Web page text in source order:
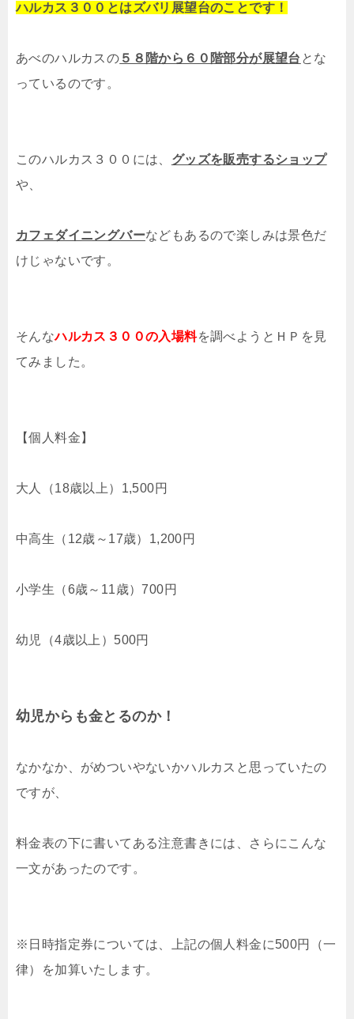
ハルカス３００とはズバリ展望台のことです！
あべのハルカスの ５８階から６０階部分が展望台 とな
っているのです。
このハルカス３００には、 グッズを販売するショップ
や、
カフェダイニングバーなどもあるので楽しみは景色だ
けじゃないです。
そんなハルカス３００の入場料を調べようとＨＰを見
てみました。
【個人料金】
大人（18歳以上）1,500円
中高生（12歳～17歳）1,200円
小学生（6歳～11歳）700円
幼児（4歳以上）500円
幼児からも金とるのか！
なかなか、がめついやないかハルカスと思っていたの
ですが、
料金表の下に書いてある注意書きには、さらにこんな
一文があったのです。
※日時指定券については、上記の個人料金に500円（一
律）を加算いたします。